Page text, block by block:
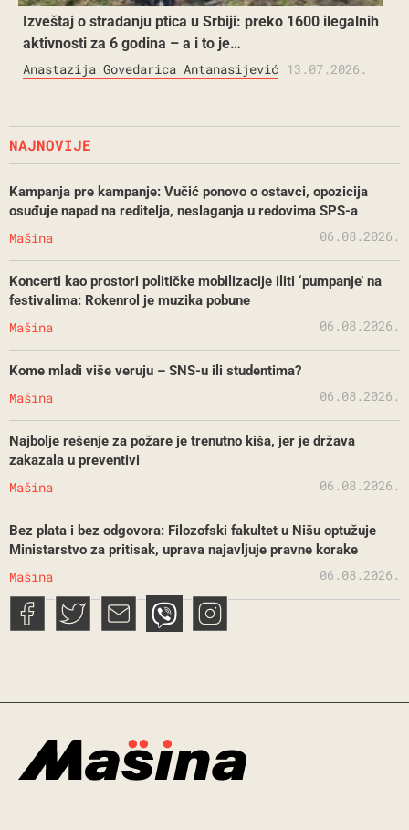
Izveštaj o stradanju ptica u Srbiji: preko 1600 ilegalnih
aktivnosti za 6 godina – a i to je…
Anastazija Govedarica Antanasijević 13.07.2026.
NAJNOVIJE
Kampanja pre kampanje: Vučić ponovo o ostavci, opozicija
osuđuje napad na reditelja, neslaganja u redovima SPS-a
Mašina 06.08.2026.
Koncerti kao prostori političke mobilizacije iliti ‘pumpanje’ na
festivalima: Rokenrol je muzika pobune
Mašina 06.08.2026.
Kome mladi više veruju – SNS-u ili studentima?
Mašina 06.08.2026.
Najbolje rešenje za požare je trenutno kiša, jer je država
zakazala u preventivi
Mašina 06.08.2026.
Bez plata i bez odgovora: Filozofski fakultet u Nišu optužuje
Ministarstvo za pritisak, uprava najavljuje pravne korake
Mašina 06.08.2026.